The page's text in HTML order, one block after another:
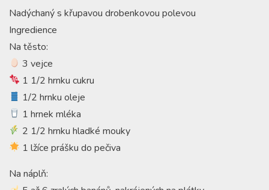
Nadýchaný s křupavou drobenkovou polevou
Ingredience
Na těsto:
3 vejce
1 1/2 hrnku cukru
1/2 hrnku oleje
1 hrnek mléka
2 1/2 hrnku hladké mouky
1 lžíce prášku do pečiva
Na náplň: